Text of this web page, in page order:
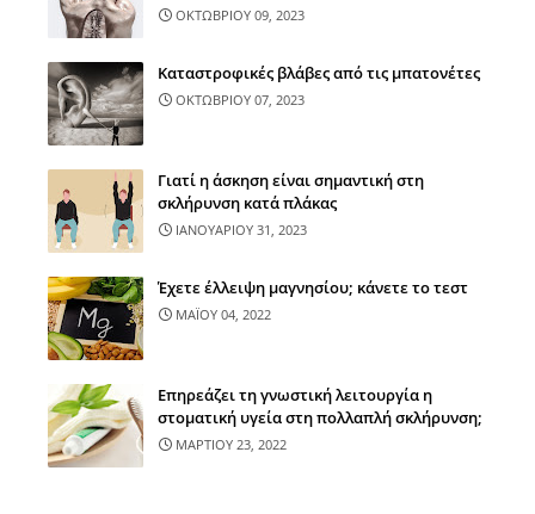
ΟΚΤΩΒΡΙΟΥ 09, 2023
Καταστροφικές βλάβες από τις μπατονέτες
ΟΚΤΩΒΡΙΟΥ 07, 2023
Γιατί η άσκηση είναι σημαντική στη
σκλήρυνση κατά πλάκας
ΙΑΝΟΥΑΡΙΟΥ 31, 2023
Έχετε έλλειψη μαγνησίου; κάνετε το τεστ
ΜΑΪΟΥ 04, 2022
Επηρεάζει τη γνωστική λειτουργία η
στοματική υγεία στη πολλαπλή σκλήρυνση;
ΜΑΡΤΙΟΥ 23, 2022